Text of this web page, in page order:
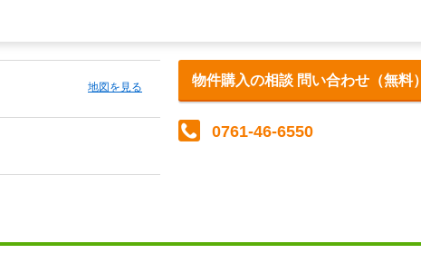
地図を見る 物件購入の相談 問い合わせ（無料）
0761-46-6550